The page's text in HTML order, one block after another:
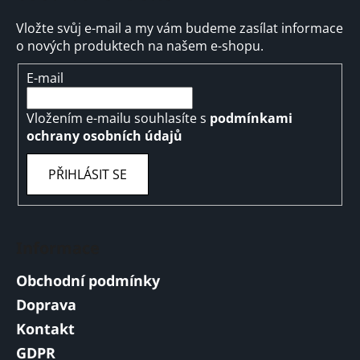
Vložte svůj e-mail a my vám budeme zasílat informace
o nových produktech na našem e-shopu.
E-mail
Vložením e-mailu souhlasíte s podmínkami
ochrany osobních údajů
PŘIHLÁSIT SE
Obchodní podmínky
Doprava
Kontakt
GDPR